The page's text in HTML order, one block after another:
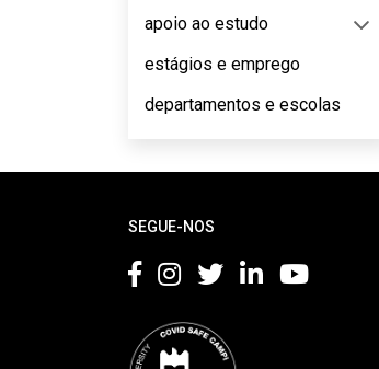
apoio ao estudo
estágios e emprego
departamentos e escolas
SEGUE-NOS